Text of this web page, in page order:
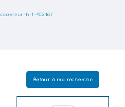
couvreur-h-f-402167
Retour à ma recherche